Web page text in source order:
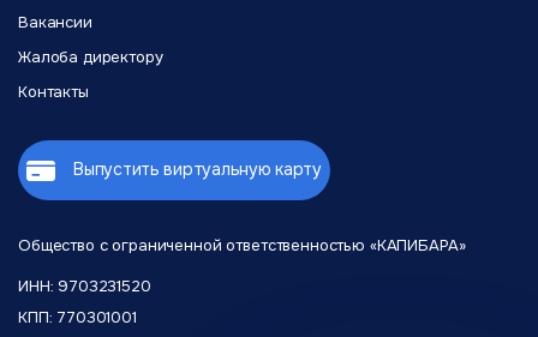
Общество с ограниченной ответственностью «КАПИБАРА»
ИНН: 9703231520
КПП: 770301001
Вакансии
Жалоба директору
Контакты
Выпустить виртуальную карту